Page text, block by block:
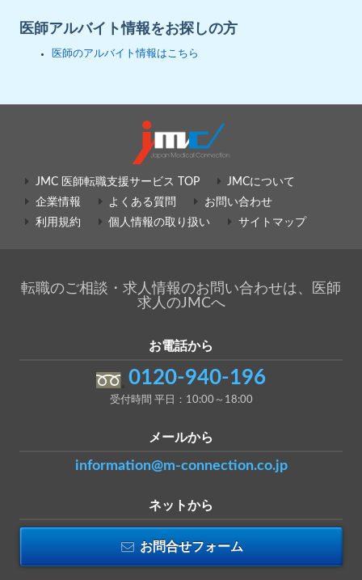
医師アルバイト情報をお探しの方
医師のアルバイト情報はこちら
JMC 医師転職支援サービス TOP
JMCについて
企業情報
よくある質問
お問い合わせ
利用規約
個人情報の取り扱い サイトマップ
転職のご相談・求人情報のお問い合わせは、医師
求人のJMCへ
お電話から
0120-940-196
受付時間 平日：10:00～18:00
メールから
information@m-connection.co.jp
ネットから
お問合せフォーム